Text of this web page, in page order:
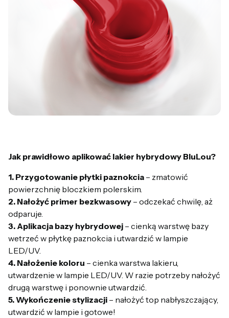
Jak prawidłowo aplikować lakier hybrydowy BluLou?
1. Przygotowanie płytki paznokcia – zmatowić
powierzchnię bloczkiem polerskim.
2. Nałożyć primer bezkwasowy – odczekać chwilę, aż
odparuje.
3. Aplikacja bazy hybrydowej – cienką warstwę bazy
wetrzeć w płytkę paznokcia i utwardzić w lampie
LED/UV.
4. Nałożenie koloru – cienka warstwa lakieru,
utwardzenie w lampie LED/UV. W razie potrzeby nałożyć
drugą warstwę i ponownie utwardzić.
5. Wykończenie stylizacji – nałożyć top nabłyszczający,
utwardzić w lampie i gotowe!